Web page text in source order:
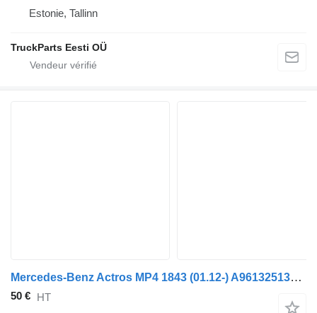
Estonie, Tallinn
TruckParts Eesti OÜ
Mercedes-Benz Actros MP4 1843 (01.12-) A9613251309 pour tracteur routier Mercedes-Benz Actros MP4 Antos Arocs (2012-)
50 € HT